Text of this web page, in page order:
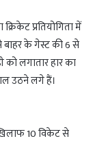
प्रतियोगिता में
बाहर के गेस्ट की 6 से
को लगातार हार का
उठने लगे हैं।
10 विकेट से